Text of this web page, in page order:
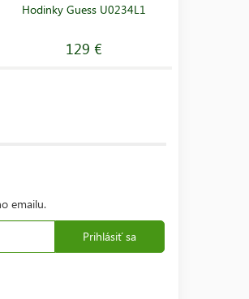
Hodinky Guess U0234L1
129 €
emailu.
Prihlásiť sa